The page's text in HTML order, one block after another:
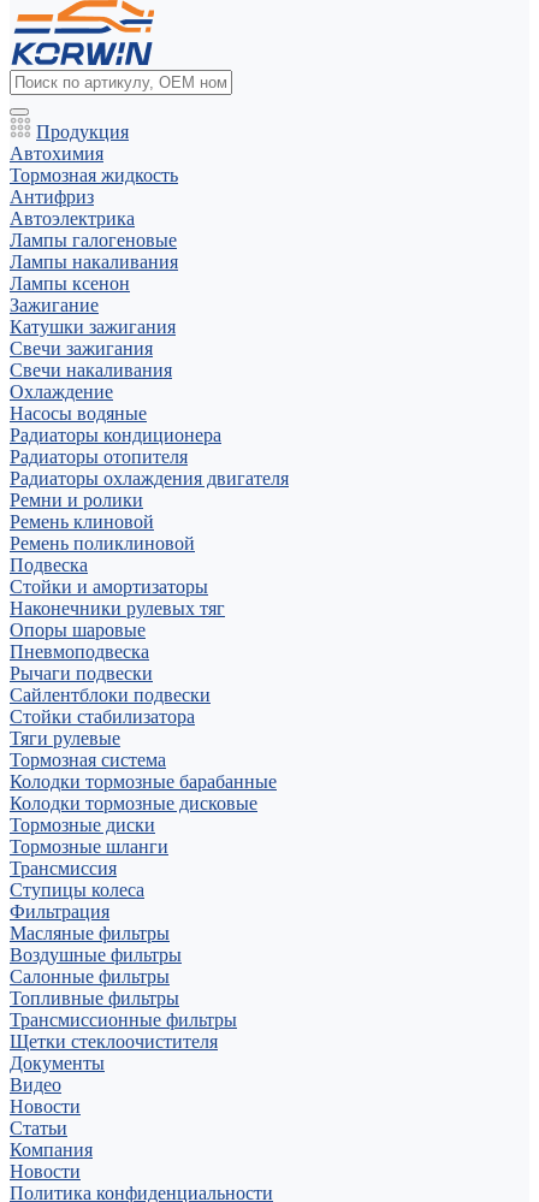
Продукция
Автохимия
Тормозная жидкость
Антифриз
Автоэлектрика
Лампы галогеновые
Лампы накаливания
Лампы ксенон
Зажигание
Катушки зажигания
Свечи зажигания
Свечи накаливания
Охлаждение
Насосы водяные
Радиаторы кондиционера
Радиаторы отопителя
Радиаторы охлаждения двигателя
Ремни и ролики
Ремень клиновой
Ремень поликлиновой
Подвеска
Стойки и амортизаторы
Наконечники рулевых тяг
Опоры шаровые
Пневмоподвеска
Рычаги подвески
Сайлентблоки подвески
Стойки стабилизатора
Тяги рулевые
Тормозная система
Колодки тормозные барабанные
Колодки тормозные дисковые
Тормозные диски
Тормозные шланги
Трансмиссия
Ступицы колеса
Фильтрация
Масляные фильтры
Воздушные фильтры
Салонные фильтры
Топливные фильтры
Трансмиссионные фильтры
Щетки стеклоочистителя
Документы
Видео
Новости
Статьи
Компания
Новости
Политика конфиденциальности